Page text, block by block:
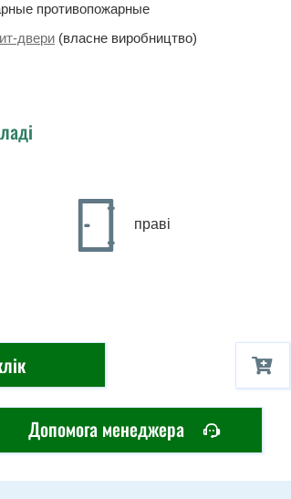
противопожарные
двери (власне виробництво)
праві
Допомога менеджера